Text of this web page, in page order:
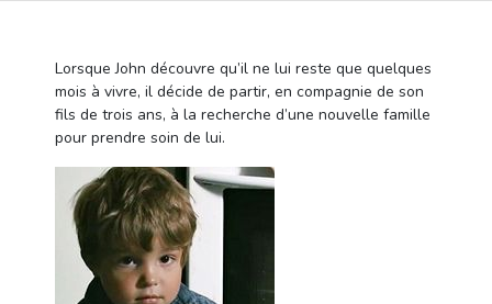
Lorsque John découvre qu’il ne lui reste que quelques
mois à vivre, il décide de partir, en compagnie de son
fils de trois ans, à la recherche d’une nouvelle famille
pour prendre soin de lui.